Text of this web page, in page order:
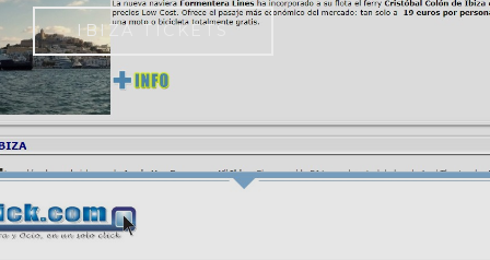
IBIZA TICKETS